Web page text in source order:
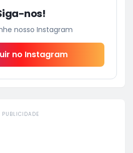
nos!
nosso Instagram
no Instagram
PUBLICIDADE